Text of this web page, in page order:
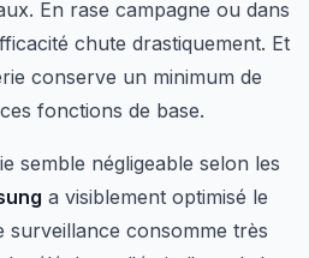
En rase campagne ou dans
chute drastiquement. Et
conserve un minimum de
fonctions de base.
semble négligeable selon les
a visiblement optimisé le
surveillance consomme très